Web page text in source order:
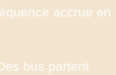
accrue en
bus partent